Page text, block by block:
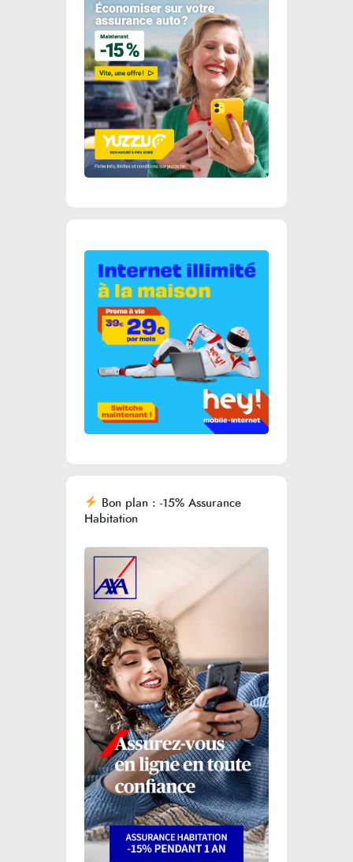
Bon plan : -15% Assurance
Habitation